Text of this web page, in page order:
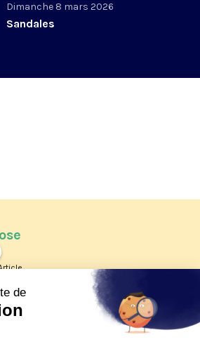
Dimanche 8 mars 2026
Sandales
Les reportages d'été 2026 de KTO